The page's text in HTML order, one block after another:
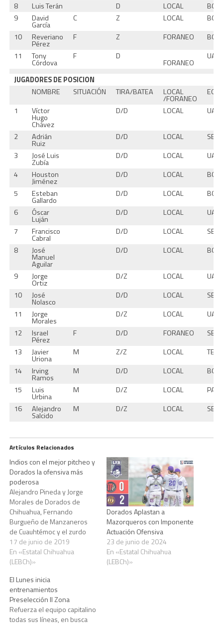
8 Luis Terán D LOCAL
9
David
García
C Z LOCAL
10
Reveriano
Pérez
F Z FORANEO
11
Tony
Córdova
F D
FORANEO
JUGADORES DE POSICION
NOMBRE
SITUACIÓN TIRA/BATEA LOCAL
/FORANEO
1
Víctor
Hugo
Chávez
D/D LOCAL
2 Adrián
Ruiz
D/D LOCAL
3
José Luis
Zubía
D/D LOCAL
4
Houston
Jiménez
D/D LOCAL
5
Esteban
Gallardo
D/D LOCAL
6
Óscar
Luján
D/D LOCAL
7
Francisco
Cabral
D/D LOCAL
8
José
Manuel
Aguilar
D/D LOCAL
9 Jorge
Ortiz
D/Z LOCAL
10
José
Nolasco
D/D LOCAL
11
Jorge
Morales
D/Z LOCAL
12
Israel
Pérez
F D/D FORANEO
13
Javier
Uriona
M Z/Z LOCAL
14
Irving
Ramos
M D/D LOCAL
15
Luis
Urbina
M D/Z LOCAL
16
Alejandro
Salcido
M D/Z LOCAL
Artículos Relacionados
Indios con el mejor pitcheo y
Dorados la ofensiva más
poderosa
Alejandro Pineda y Jorge
Morales de Dorados de
Chihuahua, Fernando
Burgueño de Manzaneros
de Cuauhtémoc y el zurdo
Samuel Zazueta de Venados
de Madera, repiten como
líderes individuales en cinco
más importantes, luego de
darse a conocer las
estadísticas oficiales por
parte de la L.E.B.
Campeonato…
17 de junio de 2019
En «Estatal Chihuahua
(LEBCh)»
Dorados Aplastan a
Mazorqueros con Imponente
Actuación Ofensiva
23 de junio de 2024
En «Estatal Chihuahua
(LEBCh)»
El Lunes inicia
entrenamientos
Preselección II Zona
Refuerza el equipo capitalino
todas sus líneas, en busca